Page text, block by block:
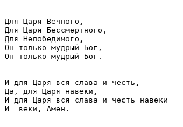
Для Царя Вечного,
Для Царя Бессмертного,
Для Непобедимого,
Он только мудрый Бог,
Он только мудрый Бог.
И для Царя вся слава и честь,
Да, для Царя навеки,
И для Царя вся слава и честь навеки
И  веки, Амен.